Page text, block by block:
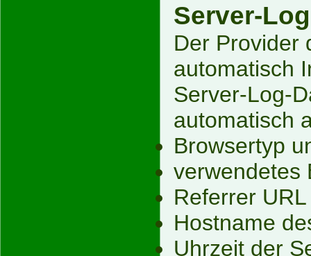
Server-
Der Provider
automatisch
Server-Log-
automatisch
Browsertyp
verwendetes
Referrer URL
Hostname
Uhrzeit der